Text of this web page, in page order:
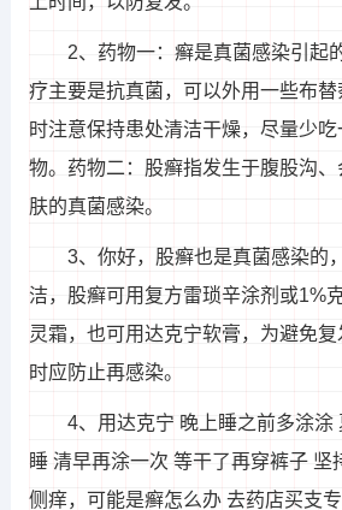
2、药物一：癣是真菌感染引起
疗主要是抗真菌，可以外用一些布
时注意保持患处清洁干燥，尽量少
物。药物二：股癣指发生于腹股沟
肤的真菌感染。
3、你好，股癣也是真菌感染的
洁，股癣可用复方雷琐辛涂剂或1%
灵霜，也可用达克宁软膏，为避免
时应防止再感染。
4、用达克宁 晚上睡之前多涂涂
睡 清早再涂一次 等干了再穿裤子 坚
侧痒，可能是癣怎么办 去药店买支